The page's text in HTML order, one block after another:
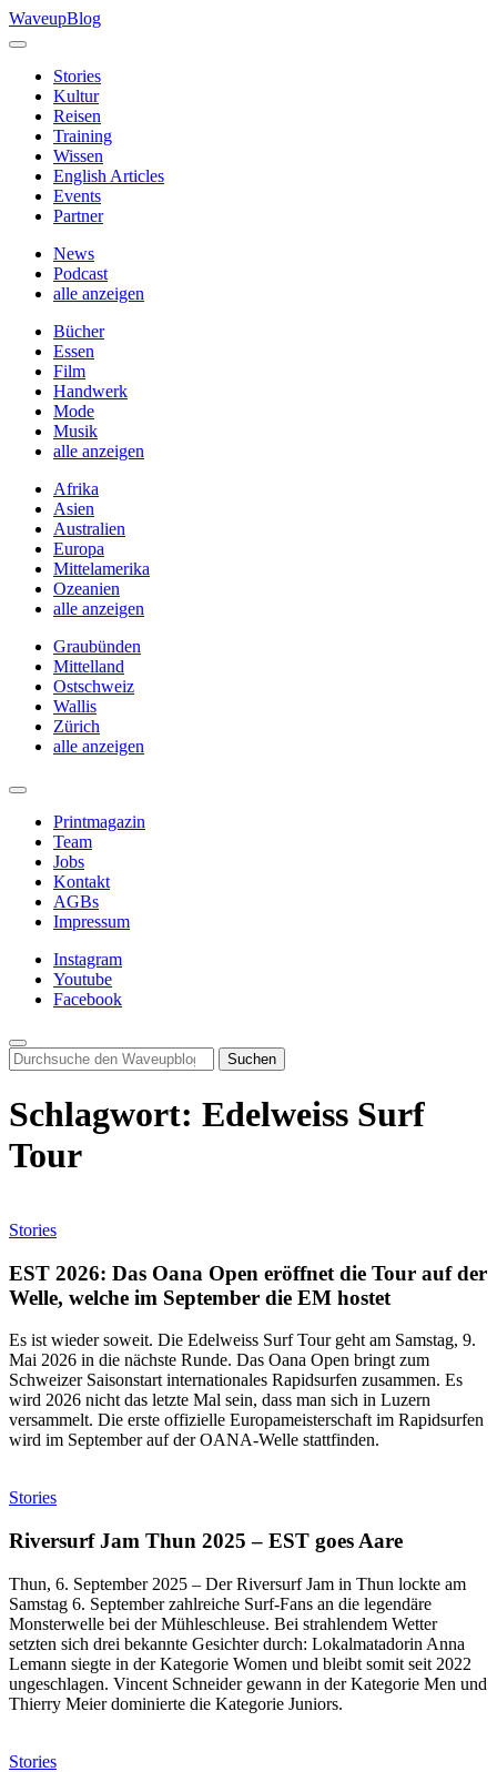
Skip
to
WaveupBlog
Stories
Kultur
Reisen
Training
Wissen
English Articles
Events
Partner
News
Podcast
alle anzeigen
Bücher
Essen
Film
Handwerk
Mode
Musik
alle anzeigen
Afrika
Asien
Australien
Europa
Mittelamerika
Ozeanien
alle anzeigen
Graubünden
Mittelland
Ostschweiz
Wallis
Zürich
alle anzeigen
Printmagazin
Team
Jobs
Kontakt
AGBs
Impressum
Instagram
Youtube
Facebook
Search
for:
Schlagwort: Edelweiss Surf
Tour
Stories
EST 2026: Das Oana Open eröffnet die Tour auf der
Welle, welche im September die EM hostet
Es ist wieder soweit. Die Edelweiss Surf Tour geht am Samstag, 9.
Mai 2026 in die nächste Runde. Das Oana Open bringt zum
Schweizer Saisonstart internationales Rapidsurfen zusammen. Es
wird 2026 nicht das letzte Mal sein, dass man sich in Luzern
versammelt. Die erste offizielle Europameisterschaft im Rapidsurfen
wird im September auf der OANA-Welle stattfinden.
Stories
Riversurf Jam Thun 2025 – EST goes Aare
Thun, 6. September 2025 – Der Riversurf Jam in Thun lockte am
Samstag 6. September zahlreiche Surf-Fans an die legendäre
Monsterwelle bei der Mühleschleuse. Bei strahlendem Wetter
setzten sich drei bekannte Gesichter durch: Lokalmatadorin Anna
Lemann siegte in der Kategorie Women und bleibt somit seit 2022
ungeschlagen. Vincent Schneider gewann in der Kategorie Men und
Thierry Meier dominierte die Kategorie Juniors.
Stories